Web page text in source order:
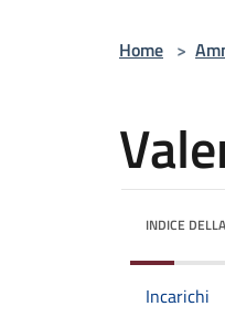
Home >
INDICE
Incarichi